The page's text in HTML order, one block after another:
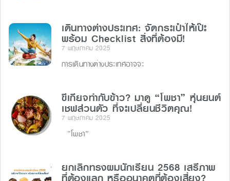
เดินทางต่างประเทศ: จัดกระเป๋าให้เป๊ะ
พร้อม Checklist สิ่งที่ต้องมี!
7 พฤษภาคม 2025
การเดินทางต่างประเทศอาจจะ
ขี้เกียจทำกับข้าว? มาดู “โพชา” หุ่นยนต์
เชฟส่วนตัว ที่จะเปลี่ยนชีวิตคุณ!
7 พฤษภาคม 2025
“โพชา”
ยกเลิกทรงผมนักเรียน 2568 เสรีภาพ